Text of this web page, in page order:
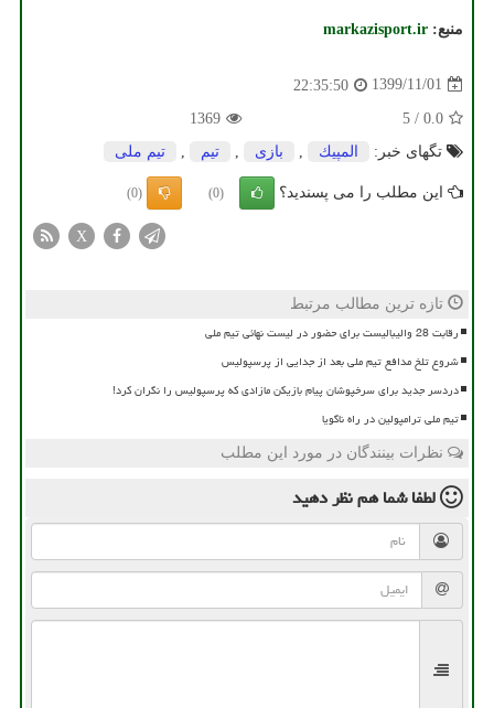
منبع: markazisport.ir
1399/11/01
22:35:50
0.0
/
5
1369
تگهای خبر:
المپیك بازی تیم تیم ملی
این مطلب را می پسندید؟ (0)
(0)
X
تازه ترین مطالب مرتبط
رقابت 28 والیبالیست برای حضور در لیست نهائی تیم ملی
شروع تلخ مدافع تیم ملی بعد از جدایی از پرسپولیس
دردسر جدید برای سرخپوشان پیام بازیکن مازادی که پرسپولیس را نگران کرد!
تیم ملی ترامپولین در راه ناگویا
نظرات بینندگان در مورد این مطلب
لطفا شما همنظر دهید